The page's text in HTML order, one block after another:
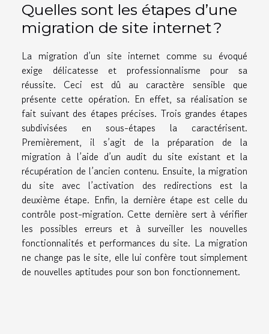
Quelles sont les étapes d’une
migration de site internet ?
La migration d’un site internet comme su évoqué
exige délicatesse et professionnalisme pour sa
réussite. Ceci est dû au caractère sensible que
présente cette opération. En effet, sa réalisation se
fait suivant des étapes précises. Trois grandes étapes
subdivisées en sous-étapes la caractérisent.
Premièrement, il s’agit de la préparation de la
migration à l’aide d’un audit du site existant et la
récupération de l’ancien contenu. Ensuite, la migration
du site avec l’activation des redirections est la
deuxième étape. Enfin, la dernière étape est celle du
contrôle post-migration. Cette dernière sert à vérifier
les possibles erreurs et à surveiller les nouvelles
fonctionnalités et performances du site. La migration
ne change pas le site, elle lui confère tout simplement
de nouvelles aptitudes pour son bon fonctionnement.